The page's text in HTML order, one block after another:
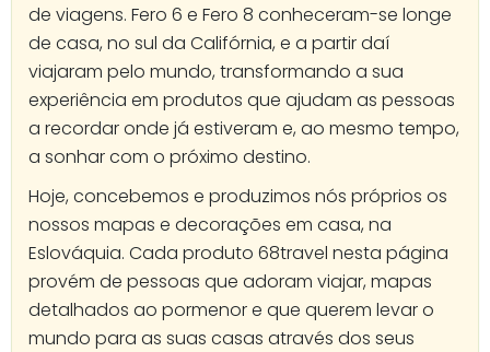
de viagens. Fero 6 e Fero 8 conheceram-se longe
de casa, no sul da Califórnia, e a partir daí
viajaram pelo mundo, transformando a sua
experiência em produtos que ajudam as pessoas
a recordar onde já estiveram e, ao mesmo tempo,
a sonhar com o próximo destino.
Hoje, concebemos e produzimos nós próprios os
nossos mapas e decorações em casa, na
Eslováquia. Cada produto 68travel nesta página
provém de pessoas que adoram viajar, mapas
detalhados ao pormenor e que querem levar o
mundo para as suas casas através dos seus